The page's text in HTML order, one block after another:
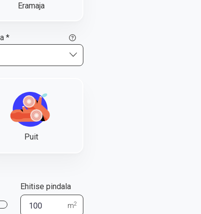
Eramaja
*
Puit
Ehitise pindala
m2